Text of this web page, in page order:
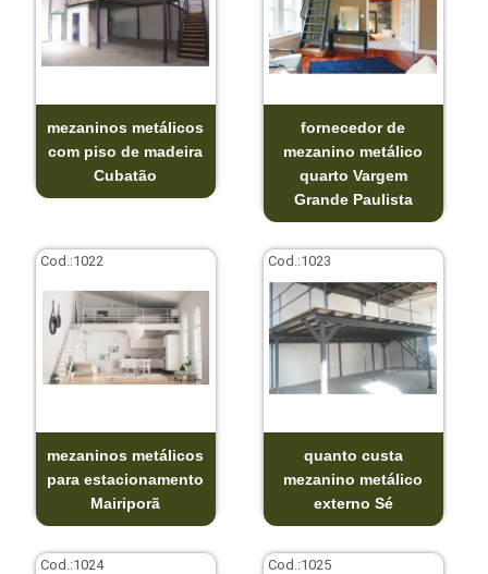
mezaninos metálicos
com piso de madeira
Cubatão
fornecedor de
mezanino metálico
quarto Vargem
Grande Paulista
Cod.:1022
mezaninos metálicos
para estacionamento
Mairiporã
Cod.:1023
quanto custa
mezanino metálico
externo Sé
Cod.:1024 Cod.:1025